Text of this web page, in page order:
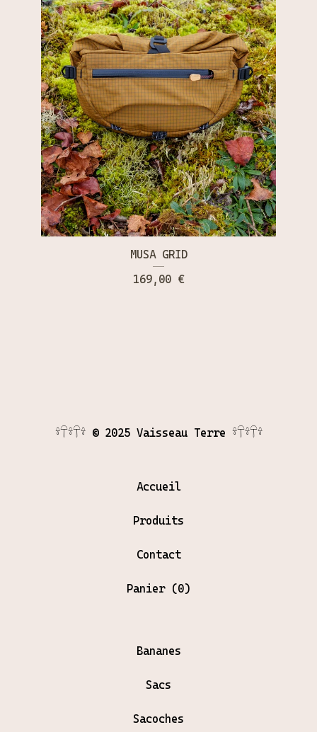
MUSA GRID
169,00 €
𓍊𓋼𓍊𓋼𓍊 © 2025 Vaisseau Terre 𓍊𓋼𓍊𓋼𓍊
Accueil
Produits
Contact
Panier (0)
Bananes
Sacs
Sacoches